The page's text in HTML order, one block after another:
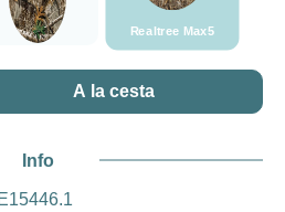
Realtree Max5
introduce la
A la cesta
Info